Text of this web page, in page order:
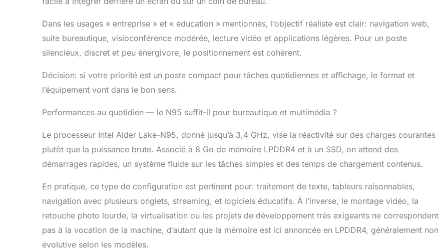
rapide BT5.0】Mini PC bureau est équipé d'un réseau sans fil
fiable de 5ème génération. La connexion sans fil stable et la
vitesse de transmission efficace offrent une expérience Internet
plus rapide pour naviguer et regarder des films. Mini ordinateur le
mini PC Bluetooth 5.0 intégré se connecte à plusieurs
périphériques sans fil tels que le clavier et la souris sans fil,
texture. Le mini PC de bureau a la taille de la paume de votre main
facilement placé sur des postes de travail encombrés ou dans
VESA pour installer Mini pc bureau derrière votre écran
d'ordinateur afin d'économiser de l'espace et d'augmenter votre
Dans les usages « entreprise » et « éducation » mentionnés, l’objectif réaliste est clair: navigation web,
suite bureautique, visioconférence modérée, lecture vidéo et applications légères. Pour un poste
silencieux, discret et peu énergivore, le positionnement est cohérent.
Décision: si votre priorité est un poste compact pour tâches quotidiennes et affichage, le format et
l’équipement vont dans le bon sens.
Performances au quotidien — le N95 suffit-il pour bureautique et multimédia ?
Le processeur Intel Alder Lake-N95, donné jusqu’à 3,4 GHz, vise la réactivité sur des charges courantes
plutôt que la puissance brute. Associé à 8 Go de mémoire LPDDR4 et à un SSD, on attend des
démarrages rapides, un système fluide sur les tâches simples et des temps de chargement contenus.
En pratique, ce type de configuration est pertinent pour: traitement de texte, tableurs raisonnables,
navigation avec plusieurs onglets, streaming, et logiciels éducatifs. À l’inverse, le montage vidéo, la
retouche photo lourde, la virtualisation ou les projets de développement très exigeants ne correspondent
pas à la vocation de la machine, d’autant que la mémoire est ici annoncée en LPDDR4, généralement non
évolutive selon les modèles.